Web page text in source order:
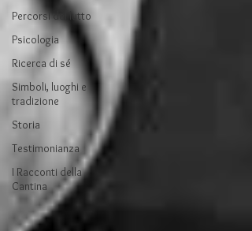
Percorsi del lutto
Psicologia
Ricerca di sé
Simboli, luoghi e
tradizione
Storia
Testimonianza
I Racconti della
Cantina